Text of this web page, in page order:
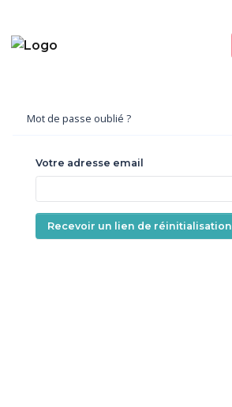
Mot de passe oublié ?
Votre adresse email
Recevoir un lien de réinitialisation